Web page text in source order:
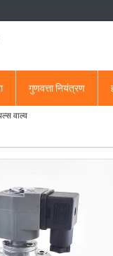
गुणवत्ता नियंत्रण
वाल्व